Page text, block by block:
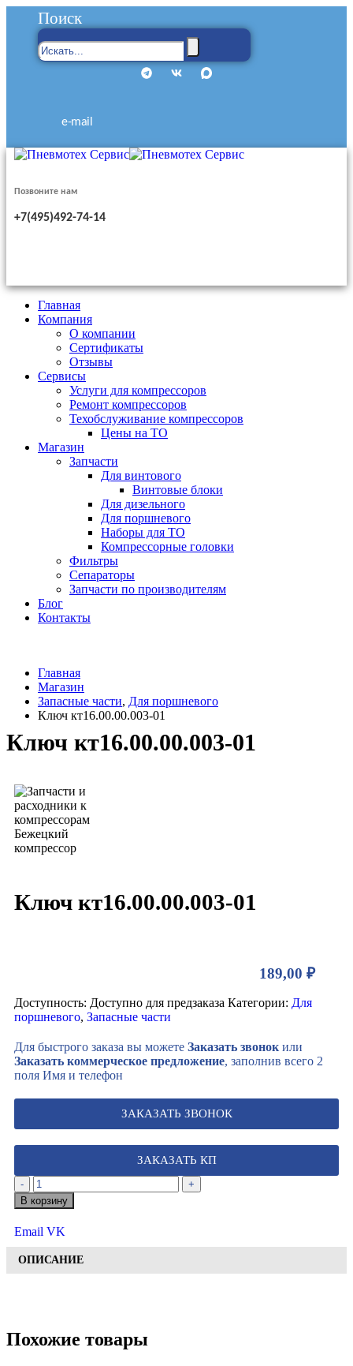
Поиск
e-mail
Позвоните нам
+7(495)492-74-14
Главная
Компания
О компании
Сертификаты
Отзывы
Сервисы
Услуги для компрессоров
Ремонт компрессоров
Техобслуживание компрессоров
Цены на ТО
Магазин
Запчасти
Для винтового
Винтовые блоки
Для дизельного
Для поршневого
Наборы для ТО
Компрессорные головки
Фильтры
Сепараторы
Запчасти по производителям
Блог
Контакты
Главная
Магазин
Запасные части, Для поршневого
Ключ кт16.00.00.003-01
Ключ кт16.00.00.003-01
Ключ кт16.00.00.003-01
189,00 ₽
Доступность: Доступно для предзаказа Категории: Для
поршневого, Запасные части
Для быстрого заказа вы можете Заказать звонок или
Заказать коммерческое предложение, заполнив всего 2
поля Имя и телефон
ЗАКАЗАТЬ ЗВОНОК
ЗАКАЗАТЬ КП
-
+
В корзину
Email VK
ОПИСАНИЕ
Похожие товары